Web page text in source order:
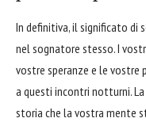
In definitiva, il significato di
nel sognatore stesso. I
vostre speranze e le vostre
a questi incontri notturni. La
storia che la vostra mente